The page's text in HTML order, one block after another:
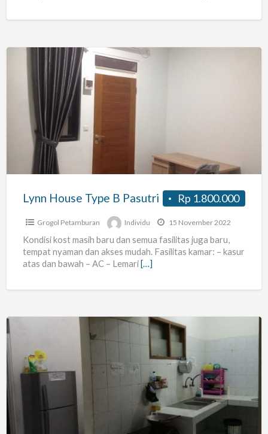
Residence
Lynn
Type
Pasutri
Rp 1.800.000
Lynn House Type B Pasutri
Grogol Petamburan Individu 15 November 2022
Kondisi kost masih baru dan semua fasilitas juga baru,
tempat nyaman dan akses mudah. Fasilitas kamar: – kasur
atas dan bawah – AC – Lemari[…]
Kost
Harian
Putra
Putri
“Pondok
Bahagia”